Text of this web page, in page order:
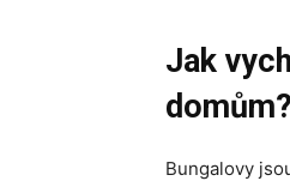
Jak
domům?
Bungalovy